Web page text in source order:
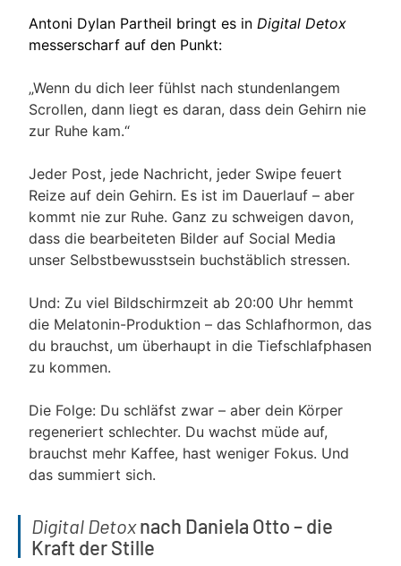
Antoni Dylan Partheil bringt es in Digital Detox
messerscharf auf den Punkt:
„Wenn du dich leer fühlst nach stundenlangem
Scrollen, dann liegt es daran, dass dein Gehirn nie
zur Ruhe kam.“
Jeder Post, jede Nachricht, jeder Swipe feuert
Reize auf dein Gehirn. Es ist im Dauerlauf – aber
kommt nie zur Ruhe. Ganz zu schweigen davon,
dass die bearbeiteten Bilder auf Social Media
unser Selbstbewusstsein buchstäblich stressen.
Und: Zu viel Bildschirmzeit ab 20:00 Uhr hemmt
die Melatonin-Produktion – das Schlafhormon, das
du brauchst, um überhaupt in die Tiefschlafphasen
zu kommen.
Die Folge: Du schläfst zwar – aber dein Körper
regeneriert schlechter. Du wachst müde auf,
brauchst mehr Kaffee, hast weniger Fokus. Und
das summiert sich.
Digital Detoxnach Daniela Otto – die
Kraft der Stille